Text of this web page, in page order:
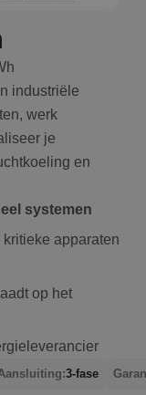
industriële
werk
je
en
systemen
apparaten
op het
3-fase